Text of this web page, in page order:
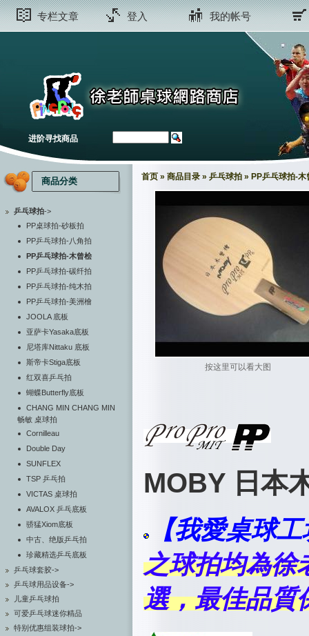
专栏文章 登入 我的帐号
进阶寻找商品
商品分类
乒乓球拍->
PP桌球拍-砂板拍
PP乒乓球拍-八角拍
PP乒乓球拍-木曾桧
PP乒乓球拍-碳纤拍
PP乒乓球拍-纯木拍
PP乒乓球拍-美洲檜
JOOLA 底板
亚萨卡Yasaka底板
尼塔库Nittaku 底板
斯帝卡Stiga底板
红双喜乒乓拍
蝴蝶Butterfly底板
CHANG MIN CHANG MIN
畅敏 桌球拍
Cornilleau
Double Day
SUNFLEX
TSP 乒乓拍
VICTAS 桌球拍
AVALOX 乒乓底板
骄猛Xiom底板
中古、绝版乒乓拍
珍藏精选乒乓底板
乒乓球套胶->
乒乓球用品设备->
儿童乒乓球拍
可爱乒乓球迷你精品
特别优惠组装球拍->
首页 » 商品目录 » 乒乓球拍 » PP乒乓球拍-木
按这里可以看大图
MOBY 日本
【我愛桌球
之球拍均為徐
選，最佳品質